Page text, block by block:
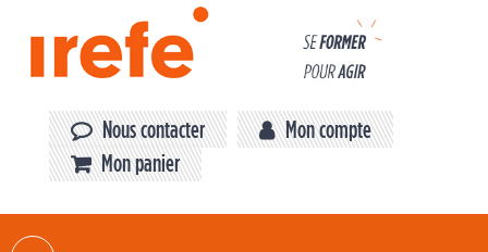
Nous contacter
Mon compte
Mon panier
Panneau de gestion des cookies